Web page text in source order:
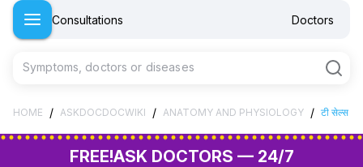
Consultations Doctors
Symptoms, doctors or diseases
HOME / ASKDOCDOCWIKI / ANATOMY AND PHYSIOLOGY / टी सेल्स
FREE!ASK DOCTORS — 24/7